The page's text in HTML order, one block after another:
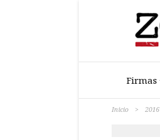
Firmas
Inicio > 2016